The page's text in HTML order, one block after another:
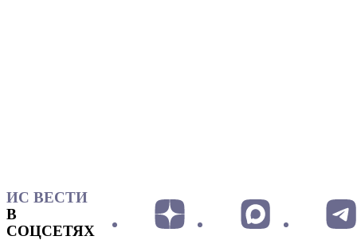
ИС ВЕСТИ
В
СОЦСЕТЯХ